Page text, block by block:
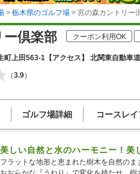
> 栃木県のゴルフ場 > 宮の森カントリー
倶楽部 クーポン利用OK
町上田563-1 【アクセス】 北関東自動車
（3.9）
ゴルフ場詳細 コースレイ
美しい自然と水のハーモニー！美
フラットな地形と恵まれた樹木を自然のま